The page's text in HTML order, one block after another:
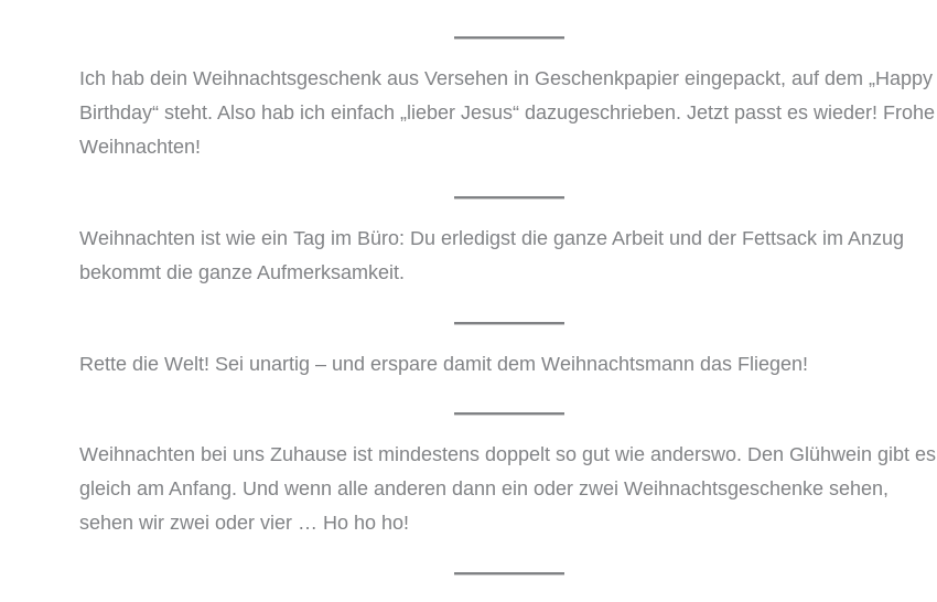
Ich hab dein Weihnachtsgeschenk aus Versehen in Geschenkpapier eingepackt, auf dem „Happy
Birthday“ steht. Also hab ich einfach „lieber Jesus“ dazugeschrieben. Jetzt passt es wieder! Frohe
Weihnachten!
Weihnachten ist wie ein Tag im Büro: Du erledigst die ganze Arbeit und der Fettsack im Anzug
bekommt die ganze Aufmerksamkeit.
Rette die Welt! Sei unartig – und erspare damit dem Weihnachtsmann das Fliegen!
Weihnachten bei uns Zuhause ist mindestens doppelt so gut wie anderswo. Den Glühwein gibt es
gleich am Anfang. Und wenn alle anderen dann ein oder zwei Weihnachtsgeschenke sehen,
sehen wir zwei oder vier … Ho ho ho!